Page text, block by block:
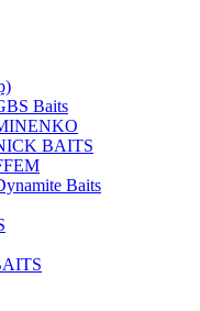
Baits
BAITS
Baits